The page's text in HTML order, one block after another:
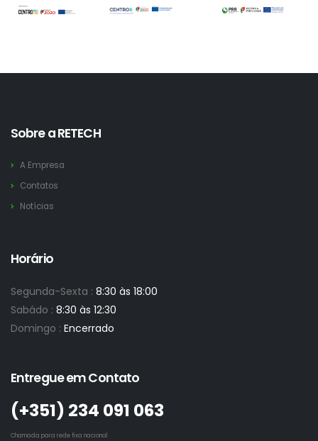
Sobre a RETECH
A Empresa
Contatos
Notícias
Horário
Segunda-Sexta : 8:30 às 18:00
Sabádo : 8:30 às 12:30
Domingo : Encerrado
Entregue em Contato
(+351)­ 234 091 063
Chamada para rede fixa nacional